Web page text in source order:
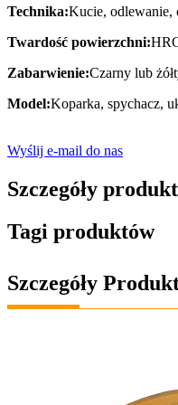
Technika:Kucie, odlewanie,
Twardość powierzchni:
Zabarwienie:Czarny lub
Model:Koparka, spychacz,
Wyślij e-mail do nas
Szczegóły
Tagi produktów
Szczegóły